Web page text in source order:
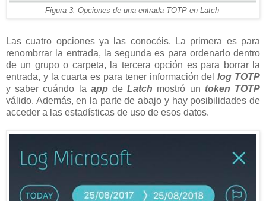
Figura 3: Opciones de una entrada TOTP en Latch
Las cuatro opciones ya las conocéis. La primera es para
renombrrar la entrada, la segunda es para ordenarlo dentro
de un grupo o carpeta, la tercera opción es para borrar la
entrada, y la cuarta es para tener información dellog TOTP
y saber cuándo la appde Latch mostró un token TOTP
válido. Además, en la parte de abajo y hay posibilidades de
acceder a las estadísticas de uso de esos datos.